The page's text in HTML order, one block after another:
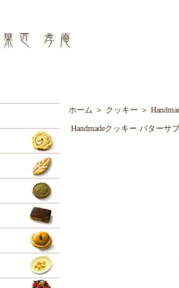
ホーム ＞ クッキー ＞
Handmadeクッキー バターサ